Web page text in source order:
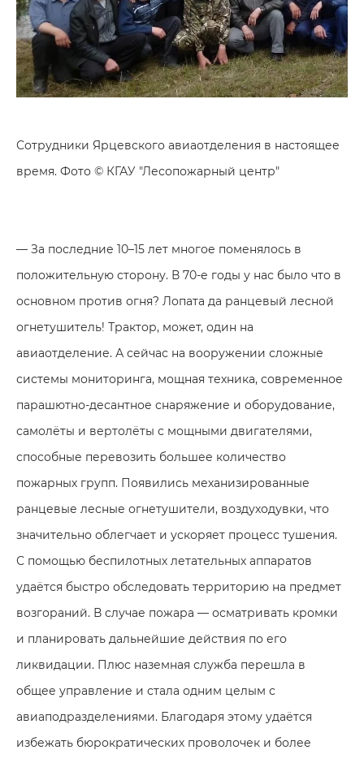
Сотрудники Ярцевского авиаотделения в настоящее
время. Фото © КГАУ "Лесопожарный центр"
— За последние 10–15 лет многое поменялось в
положительную сторону. В 70-е годы у нас было что в
основном против огня? Лопата да ранцевый лесной
огнетушитель! Трактор, может, один на
авиаотделение. А сейчас на вооружении сложные
системы мониторинга, мощная техника, современное
парашютно-десантное снаряжение и оборудование,
самолёты и вертолёты с мощными двигателями,
способные перевозить большее количество
пожарных групп. Появились механизированные
ранцевые лесные огнетушители, воздуходувки, что
значительно облегчает и ускоряет процесс тушения.
С помощью беспилотных летательных аппаратов
удаётся быстро обследовать территорию на предмет
возгораний. В случае пожара — осматривать кромки
и планировать дальнейшие действия по его
ликвидации. Плюс наземная служба перешла в
общее управление и стала одним целым с
авиаподразделениями. Благодаря этому удаётся
избежать бюрократических проволочек и более